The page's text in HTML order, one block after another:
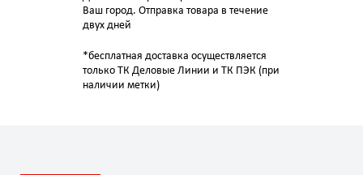
Ваш город. Отправка товара в течение
двух дней
*бесплатная доставка осуществляется
только ТК Деловые Линии и ТК ПЭК (при
наличии метки)